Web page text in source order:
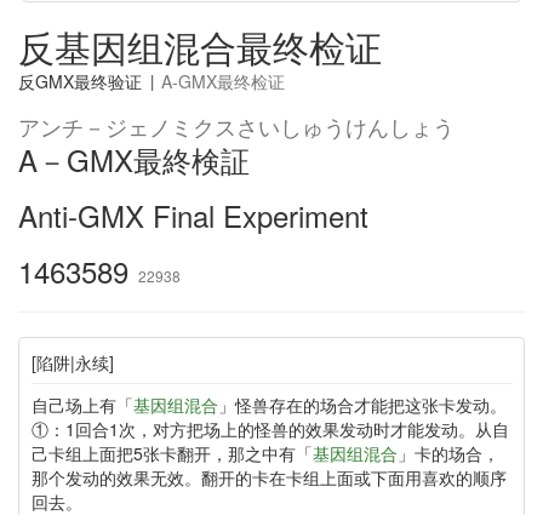
反基因组混合最终检证
反GMX最终验证 | A-GMX最终检证
アンチ－ジェノミクスさいしゅうけんしょう
A－GMX最終検証
Anti-GMX Final Experiment
1463589 22938
[陷阱|永续]
自己场上有「基因组混合 」怪兽存在的场合才能把这张卡发动。
①：1回合1次，对方把场上的怪兽的效果发动时才能发动。从自
己卡组上面把5张卡翻开，那之中有「基因组混合 」卡的场合，
那个发动的效果无效。翻开的卡在卡组上面或下面用喜欢的顺序
回去。